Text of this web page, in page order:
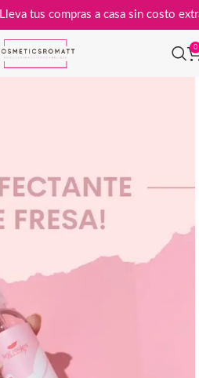
📦Lleva tus compras a casa sin costo
0